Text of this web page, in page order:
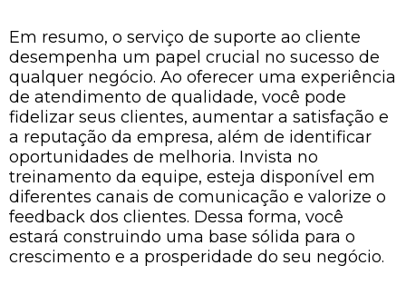
Em resumo, o serviço de suporte ao cliente
desempenha um papel crucial no sucesso de
qualquer negócio. Ao oferecer uma experiência
de atendimento de qualidade, você pode
fidelizar seus clientes, aumentar a satisfação e
a reputação da empresa, além de identificar
oportunidades de melhoria. Invista no
treinamento da equipe, esteja disponível em
diferentes canais de comunicação e valorize o
feedback dos clientes. Dessa forma, você
estará construindo uma base sólida para o
crescimento e a prosperidade do seu negócio.